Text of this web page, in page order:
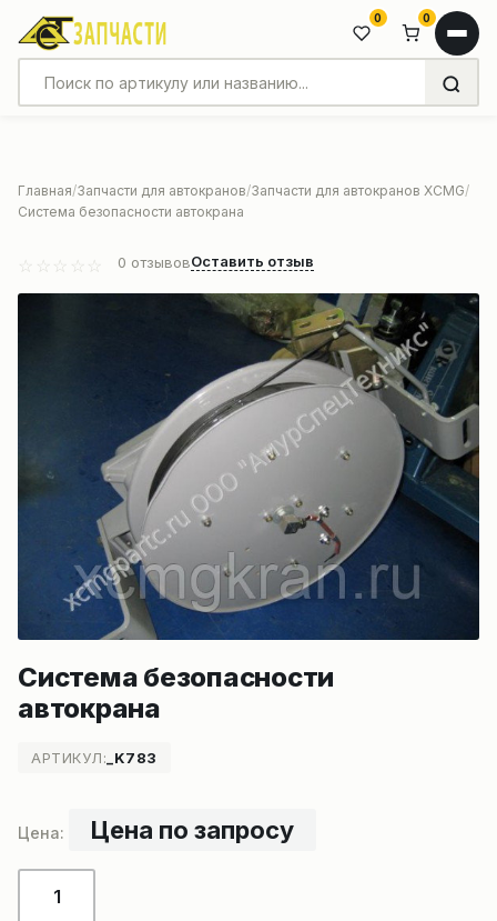
0 0
Главная Запчасти для автокранов Запчасти для автокранов XCMG
Система безопасности автокрана
0 отзывовОставить отзыв
Система безопасности
автокрана
АРТИКУЛ: _K783
Цена по запросу
товара